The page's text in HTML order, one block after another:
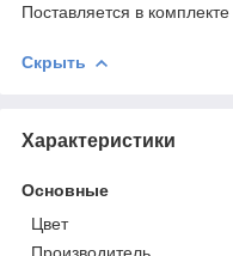
Поставляется в
Скрыть
Характеристики
Основные
Цвет
Производитель